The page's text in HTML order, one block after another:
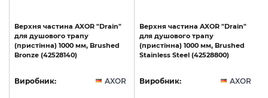
Верхня частина AXOR "Drain"
для душового трапу
(пристінна) 1000 мм, Brushed
Bronze (42528140)
Виробник: AXOR
Верхня частина AXOR "Drain"
для душового трапу
(пристінна) 1000 мм, Brushed
Stainless Steel (42528800)
Виробник: AXOR